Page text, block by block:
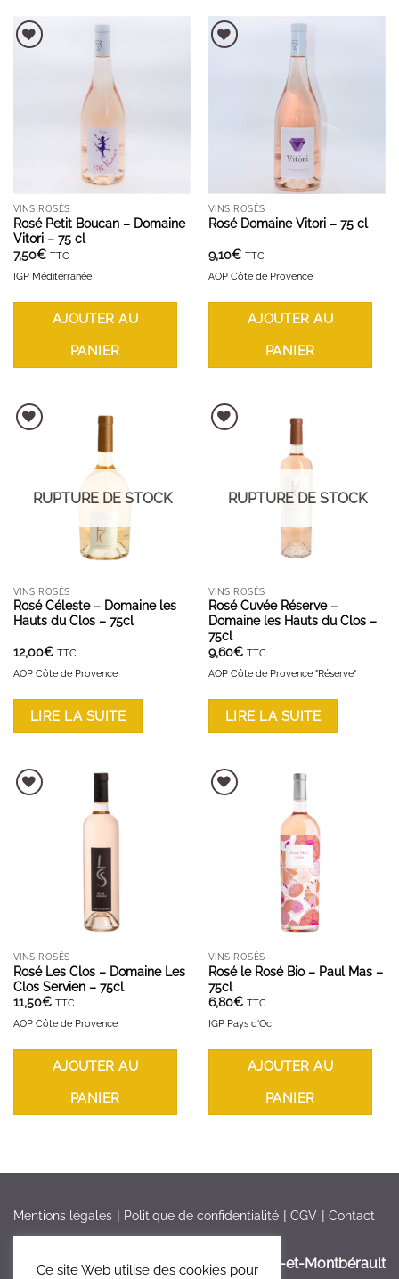
VINS ROSÉS
Rosé Petit Boucan – Domaine
Vitori – 75 cl
7,50€ TTC
IGP Méditerranée
AJOUTER AU
PANIER
VINS ROSÉS
Rosé Domaine Vitori – 75 cl
9,10€ TTC
AOP Côte de Provence
AJOUTER AU
PANIER
RUPTURE DE STOCK
VINS ROSÉS
Rosé Céleste – Domaine les
Hauts du Clos – 75cl
12,00€ TTC
AOP Côte de Provence
LIRE LA SUITE
AJOUTER À LA LISTE D'ENVIES
RUPTURE DE STOCK
VINS ROSÉS
Rosé Cuvée Réserve –
Domaine les Hauts du Clos –
75cl
9,60€ TTC
AOP Côte de Provence "Réserve"
LIRE LA SUITE
AJOUTER À LA LISTE D'ENVIES
VINS ROSÉS
Rosé Les Clos – Domaine Les
Clos Servien – 75cl
11,50€ TTC
AOP Côte de Provence
AJOUTER AU
PANIER
AJOUTER À LA LISTE D'ENVIES
VINS ROSÉS
Rosé le Rosé Bio – Paul Mas –
75cl
6,80€ TTC
IGP Pays d'Oc
AJOUTER AU
PANIER
Mentions légales Politique de confidentialité CGV Contact
France > Aisne >Bruyères-et-Montbérault
Ce site Web utilise des cookies pour